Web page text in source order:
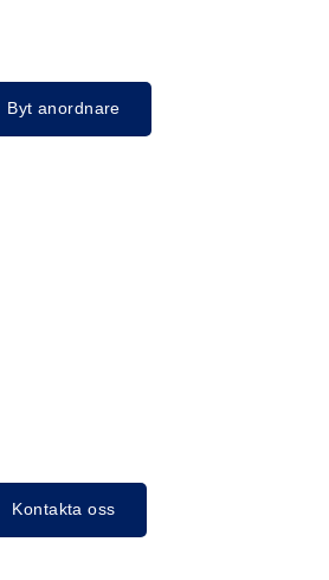
Byt anordnare
Kontakta oss